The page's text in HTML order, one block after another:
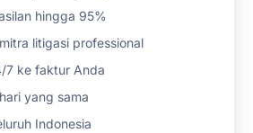
hingga 95%
litigasi professional
7 ke faktur Anda
yang sama
Indonesia